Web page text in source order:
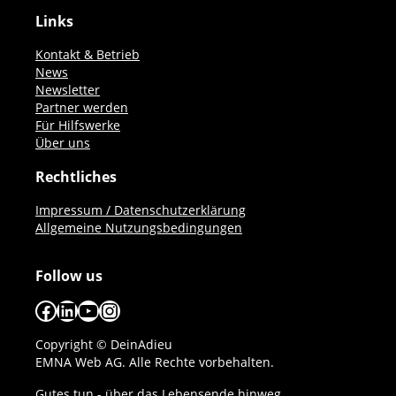
Links
Kontakt & Betrieb
News
Newsletter
Partner werden
Für Hilfswerke
Über uns
Rechtliches
Impressum / Datenschutzerklärung
Allgemeine Nutzungsbedingungen
Follow us
Facebook
LinkedIn
YouTube
Instagram
Copyright © DeinAdieu
EMNA Web AG. Alle Rechte vorbehalten.